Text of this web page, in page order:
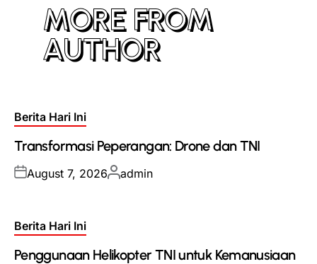
MORE FROM
AUTHOR
Posted
Berita Hari Ini
Transformasi Peperangan: Drone dan TNI
Posted
August 7, 2026Posted
admin
Posted
Berita Hari Ini
Penggunaan Helikopter TNI untuk Kemanusiaan